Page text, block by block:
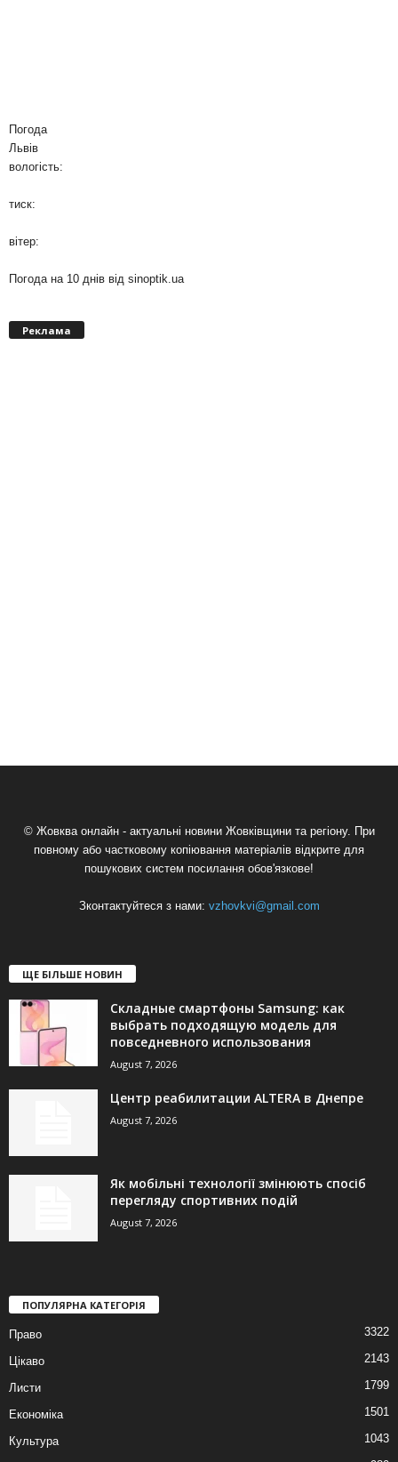
Погода
Львів
вологість:
тиск:
вітер:
Погода на 10 днів від sinoptik.ua
Реклама
© Жовква онлайн - актуальні новини Жовківщини та регіону. При
повному або частковому копіювання матеріалів відкрите для
пошукових систем посилання обов'язкове!
Зконтактуйтеся з нами: vzhovkvi@gmail.com
ЩЕ БІЛЬШЕ НОВИН
Складные смартфоны Samsung: как
выбрать подходящую модель для
повседневного использования
August 7, 2026
Центр реабилитации ALTERA в Днепре
August 7, 2026
Як мобільні технології змінюють спосіб
перегляду спортивних подій
August 7, 2026
ПОПУЛЯРНА КАТЕГОРІЯ
Право 3322
Цікаво 2143
Листи 1799
Економіка 1501
Культура 1043